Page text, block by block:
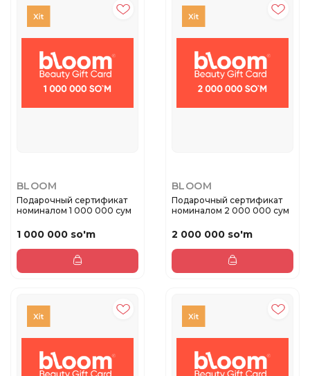
BLOOM
Подарочный сертификат
номиналом 1 000 000 сум
1 000 000 so'm
BLOOM
Подарочный сертификат
номиналом 2 000 000 сум
2 000 000 so'm